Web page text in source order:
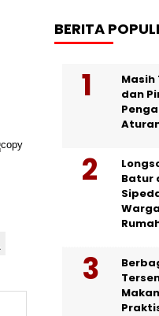
BERITA
dan
Batur